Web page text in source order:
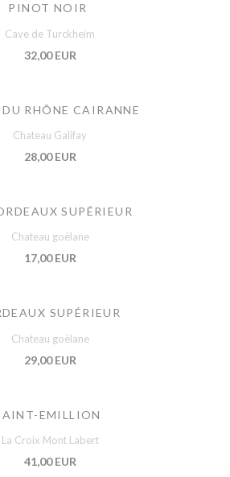
PINOT NOIR
Cave de Turckheim
32,00 EUR
DU RHÔNE CAIRANNE
Chateau Galifay
28,00 EUR
SUPÉRIEUR
Chateau goëlane
17,00 EUR
SUPÉRIEUR
Chateau goëlane
29,00 EUR
EMILLION
La Croix Mont Labert
41,00 EUR